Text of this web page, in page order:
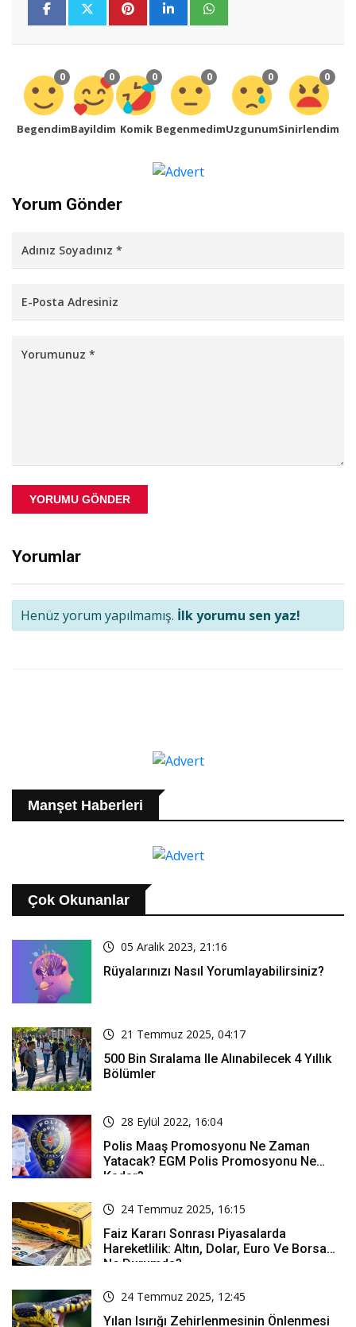
0
Begendim
0
Bayildim
0
Komik
0
Begenmedim
0
Uzgunum
0
Sinirlendim
Yorum Gönder
YORUMU GÖNDER
Yorumlar
Henüz yorum yapılmamış. İlk yorumu sen yaz!
Manşet Haberleri
Çok Okunanlar
05 Aralık 2023, 21:16
Rüyalarınızı Nasıl Yorumlayabilirsiniz?
21 Temmuz 2025, 04:17
500 Bin Sıralama Ile Alınabilecek 4 Yıllık
Bölümler
28 Eylül 2022, 16:04
Polis Maaş Promosyonu Ne Zaman
Yatacak? EGM Polis Promosyonu Ne
Kadar?
24 Temmuz 2025, 16:15
Faiz Kararı Sonrası Piyasalarda
Hareketlilik: Altın, Dolar, Euro Ve Borsa
Ne Durumda?
24 Temmuz 2025, 12:45
Yılan Isırığı Zehirlenmesinin Önlenmesi